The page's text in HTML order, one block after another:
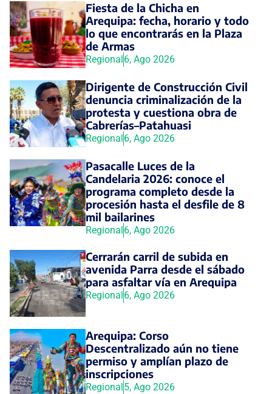
Fiesta de la Chicha en
Arequipa: fecha, horario y todo
lo que encontrarás en la Plaza
de Armas
Regional6, Ago 2026
Dirigente de Construcción Civil
denuncia criminalización de la
protesta y cuestiona obra de
Cabrerías–Patahuasi
Regional6, Ago 2026
Pasacalle Luces de la
Candelaria 2026: conoce el
programa completo desde la
procesión hasta el desfile de 8
mil bailarines
Regional6, Ago 2026
Cerrarán carril de subida en
avenida Parra desde el sábado
para asfaltar vía en Arequipa
Regional6, Ago 2026
Arequipa: Corso
Descentralizado aún no tiene
permiso y amplían plazo de
inscripciones
Regional5, Ago 2026